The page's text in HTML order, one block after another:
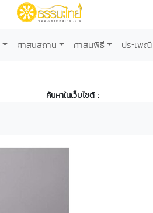
ศาสนสถาน ศาสนพิธี ประเพณี
ค้นหาในเว็บไซต์ :